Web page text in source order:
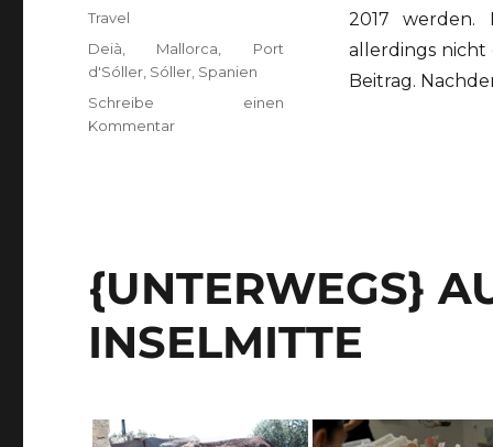
2017 werden.
allerdings nicht
Beitrag.
Kategorien
Travel
Schlagwörter
Deià Mallorca
Port
d'Sóller Sóller Spanien
Schreibe einen
Kommentarzu
d’Sóller,
Deià
{UNTERWEGS}
INSELMITTE